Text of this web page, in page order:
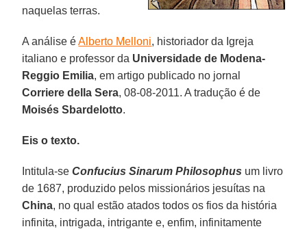
naquelas terras.
A análise éAlberto Melloni, historiador da Igreja
italiano e professor da Universidade de Modena-
Reggio Emilia, em artigo publicado no jornal
Corriere della Sera, 08-08-2011. A tradução é de
Moisés Sbardelotto.
Eis o texto.
Intitula-seConfucius Sinarum Philosophus um livro
de 1687, produzido pelos missionários jesuítas na
China, no qual estão atados todos os fios da história
infinita, intrigada, intrigante e, enfim, infinitamente